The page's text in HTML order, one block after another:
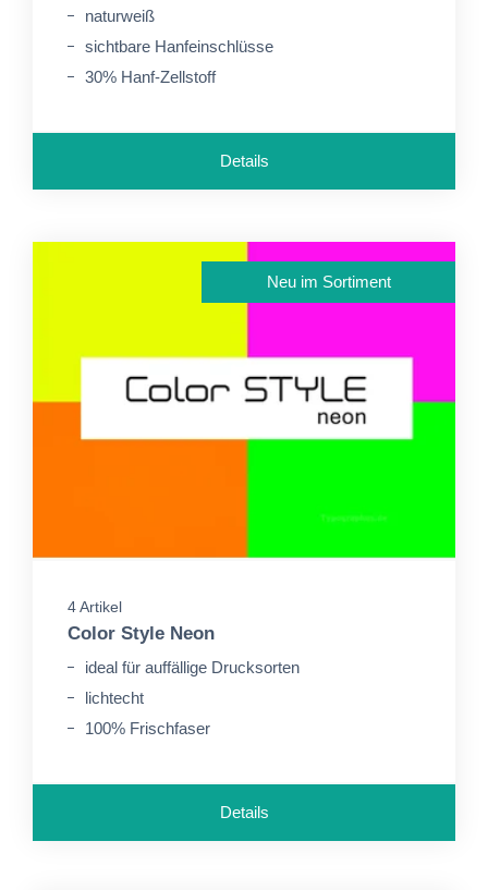
naturweiß
sichtbare Hanfeinschlüsse
30% Hanf-Zellstoff
Details
Neu im Sortiment
4 Artikel
Color Style Neon
ideal für auffällige Drucksorten
lichtecht
100% Frischfaser
Details